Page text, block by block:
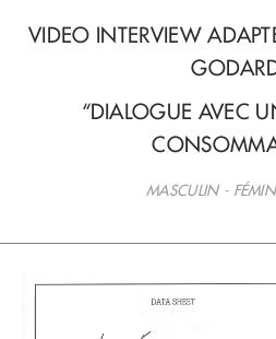
VIDEO INTERVIEW
“DIALOGUE AVEC
MASCULIN -